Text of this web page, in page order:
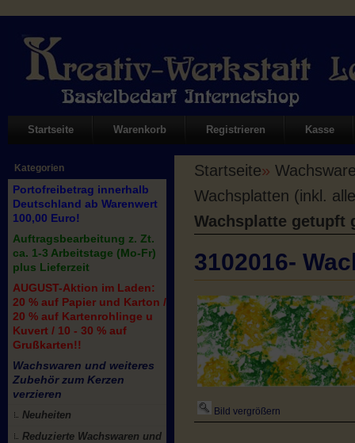
Startseite Warenkorb Registrieren Kasse
Kategorien
Portofreibetrag innerhalb
Deutschland ab Warenwert
100,00 Euro!
Auftragsbearbeitung z. Zt.
ca. 1-3 Arbeitstage (Mo-Fr)
plus Lieferzeit
AUGUST-Aktion im Laden:
20 % auf Papier und Karton /
20 % auf Kartenrohlinge u
Kuvert / 10 - 30 % auf
Grußkarten!!
Wachswaren und weiteres
Zubehör zum Kerzen
verzieren
Neuheiten
Reduzierte Wachswaren und
Startseite»
Wachsplatten (inkl.
Wachsplatte getupft
3102016-
Bild vergrößern